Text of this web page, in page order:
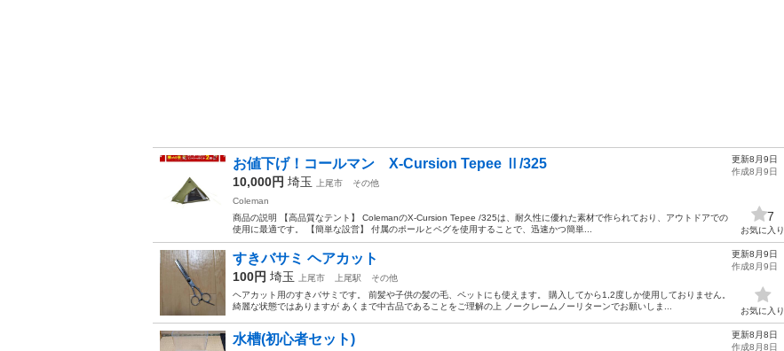
お値下げ！コールマン X-Cursion Tepee Ⅱ/325
10,000円 埼玉 上尾市
その他
Coleman
商品の説明 【高品質なテント】 ColemanのX-Cursion Tepee /325は、耐久性に優れた素材で作られており、アウトドアでの
使用に最適です。 【簡単な設営】 付属のポールとペグを使用することで、迅速かつ簡単...
更新8月9日
作成8月9日
7
お気に入り
すきバサミ ヘアカット
100円 埼玉 上尾市 上尾駅
その他
ヘアカット用のすきバサミです。 前髪や子供の髪の毛、ペットにも使えます。 購入してから1,2度しか使用しておりません。
綺麗な状態ではありますが あくまで中古品であることをご理解の上 ノークレームノーリターンでお願いしま...
更新8月9日
作成8月9日
お気に入り
水槽(初心者セット)
更新8月8日
作成8月8日